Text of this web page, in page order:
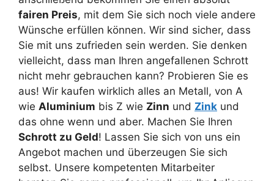
fairen Preis, mit dem Sie sich noch viele andere
Wünsche erfüllen können. Wir sind sicher, dass
Sie mit uns zufrieden sein werden. Sie denken
vielleicht, dass man Ihren angefallenen Schrott
nicht mehr gebrauchen kann? Probieren Sie es
aus! Wir kaufen wirklich alles an Metall, von A
wie Aluminium bis Z wie Zinn und Zink und
das ohne wenn und aber. Machen Sie Ihren
Schrott zu Geld! Lassen Sie sich von uns ein
Angebot machen und überzeugen Sie sich
selbst. Unsere kompetenten Mitarbeiter